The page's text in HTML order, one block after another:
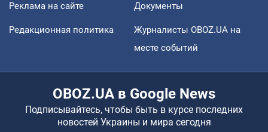
Реклама на сайте Документы
Редакционная политика
Журналисты OBOZ.UA на
месте событий
OBOZ.UA в Google News
Подписывайтесь, чтобы быть в курсе последних
новостей Украины и мира сегодня